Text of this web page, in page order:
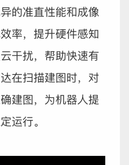
的准直性能和成像
率，提升硬件感知
干扰，帮助快速有
在扫描建图时，对
建图，为机器人提
运行。